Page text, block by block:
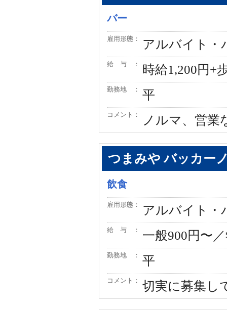
バー
雇用形態： アルバイト・
給 与 ： 時給1,200円+
勤務地 ： 平
コメント： ノルマ、営業
つまみや バッカー
飲食
雇用形態： アルバイト・
給 与 ： 一般900円〜
勤務地 ： 平
コメント： 切実に募集し